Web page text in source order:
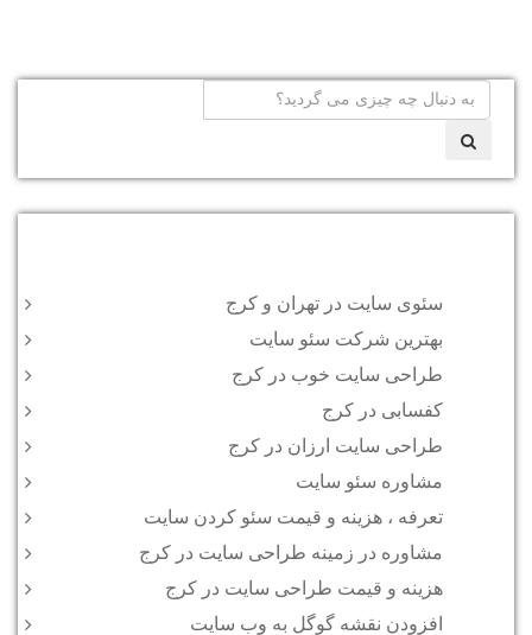
سئوی سایت در تهران و کرج
بهترین شرکت سئو سایت
طراحی سایت خوب در کرج
کفسابی در کرج
طراحی سایت ارزان در کرج
مشاوره سئو سایت
تعرفه ، هزینه و قیمت سئو کردن سایت
مشاوره در زمینه طراحی سایت در کرج
هزینه و قیمت طراحی سایت در کرج
افزودن نقشه گوگل به وب سایت